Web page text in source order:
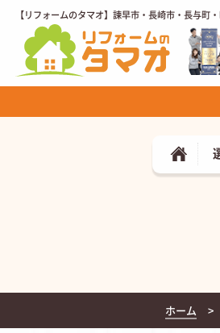
【リフォームのタマオ】諫早市・長崎市・長与町
ホーム